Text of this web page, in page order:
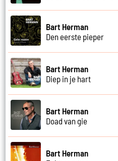
Bart Herman
Den eerste pieper
Bart Herman
Diep in je hart
Bart Herman
Doad van gie
Bart Herman